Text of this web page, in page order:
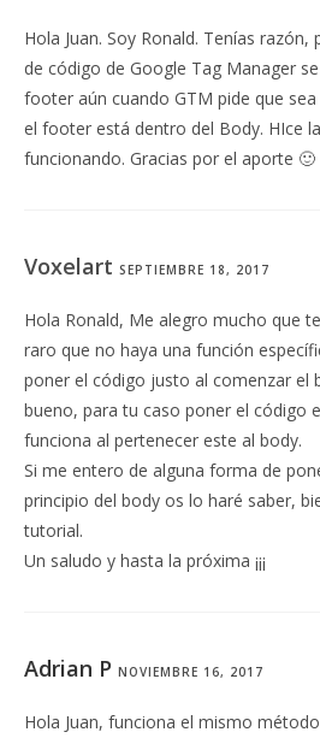
Hola Juan. Soy Ronald. Tenías
de código de Google Tag Manager
footer aún cuando GTM pide que
el footer está dentro del Body. HIce
funcionando. Gracias por el aporte 🙂
Voxelart SEPTIEMBRE 18, 2017
Hola Ronald, Me alegro mucho que
raro que no haya una función
poner el código justo al comenzar el
bueno, para tu caso poner el código
funciona al pertenecer este al body.
Si me entero de alguna forma de
principio del body os lo haré saber,
tutorial.
Un saludo y hasta la próxima ¡¡¡
Adrian P NOVIEMBRE 16, 2017
Hola Juan, funciona el mismo